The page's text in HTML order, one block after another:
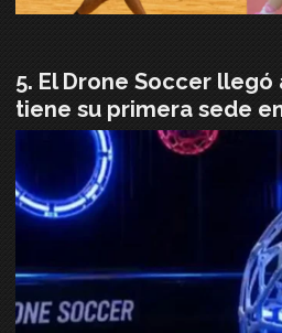
El Drone Soccer llegó
tiene su primera sede